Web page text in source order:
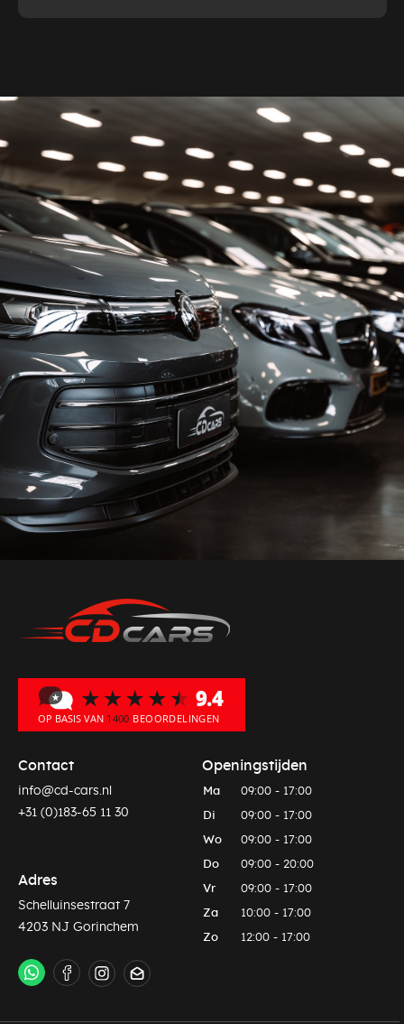
Contact
info@cd-cars.nl
+31 (0)183-65 11 30
Adres
Schelluinsestraat 7
4203 NJ Gorinchem
Openingstijden
Ma 09:00 - 17:00
Di 09:00 - 17:00
Wo 09:00 - 17:00
Do 09:00 - 20:00
Vr 09:00 - 17:00
Za 10:00 - 17:00
Zo 12:00 - 17:00